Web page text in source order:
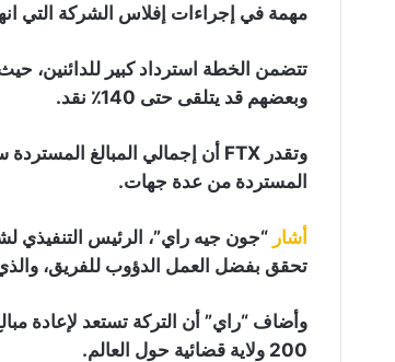
مهمة في إجراءات إفلاس الشركة التي
وبعضهم قد يتلقى حتى 140٪ نقد.
المستردة من عدة جهات.
أشار
تحقق بفضل العمل الدؤوب للفريق،
وأضاف “راي” أن التركة تستعد لإعادة
200 ولاية قضائية حول العالم.